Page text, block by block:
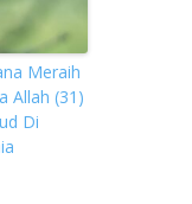
Meraih
Allah (31)
Di